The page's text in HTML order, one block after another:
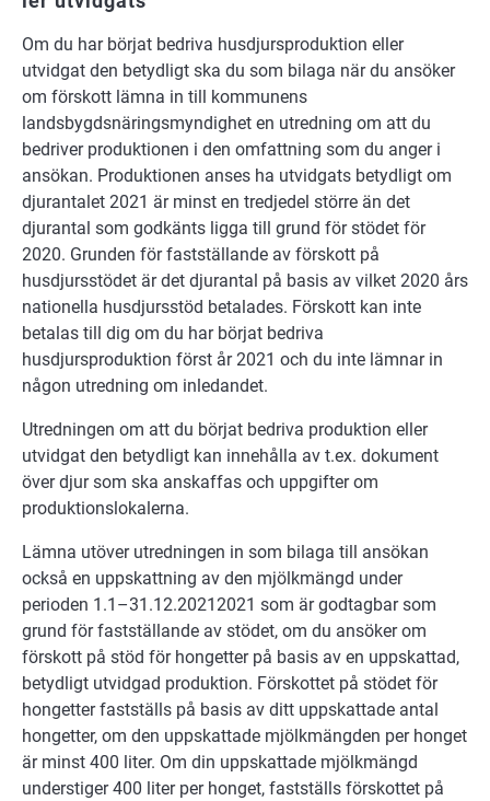
Om du har börjat bedriva husdjursproduktion eller
utvidgat den betydligt ska du som bilaga när du ansöker
om förskott lämna in till kommunens
landsbygdsnäringsmyndighet en utredning om att du
bedriver produktionen i den omfattning som du anger i
ansökan. Produktionen anses ha utvidgats betydligt om
djurantalet 2021 är minst en tredjedel större än det
djurantal som godkänts ligga till grund för stödet för
2020. Grunden för fastställande av förskott på
husdjursstödet är det djurantal på basis av vilket 2020 års
nationella husdjursstöd betalades. Förskott kan inte
betalas till dig om du har börjat bedriva
husdjursproduktion först år 2021 och du inte lämnar in
någon utredning om inledandet.
Utredningen om att du börjat bedriva produktion eller
utvidgat den betydligt kan innehålla av t.ex. dokument
över djur som ska anskaffas och uppgifter om
produktionslokalerna.
Lämna utöver utredningen in som bilaga till ansökan
också en uppskattning av den mjölkmängd under
perioden 1.1–31.12.20212021 som är godtagbar som
grund för fastställande av stödet, om du ansöker om
förskott på stöd för hongetter på basis av en uppskattad,
betydligt utvidgad produktion. Förskottet på stödet för
hongetter fastställs på basis av ditt uppskattade antal
hongetter, om den uppskattade mjölkmängden per honget
är minst 400 liter. Om din uppskattade mjölkmängd
understiger 400 liter per honget, fastställs förskottet på